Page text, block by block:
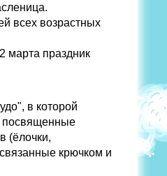
всех возрастных
марта праздник
в которой
посвященные
(ёлочки,
крючком и